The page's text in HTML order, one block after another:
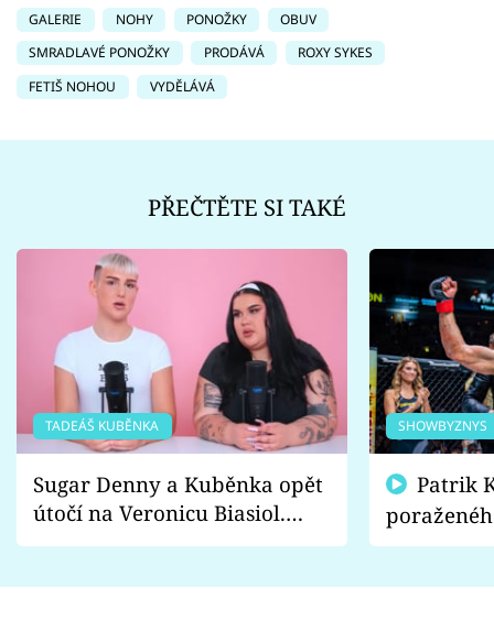
GALERIE NOHY PONOŽKY
OBUV
SMRADLAVÉ PONOŽKY
PRODÁVÁ
ROXY SYKES
FETIŠ NOHOU
VYDĚLÁVÁ
PŘEČTĚTE SI TAKÉ
TADEÁŠ KUBĚNKA
Sugar Denny a Kuběnka opět
útočí na Veronicu Biasiol.
Proč je podle nich falešná a
SHOWBYZNYS
fanoušci